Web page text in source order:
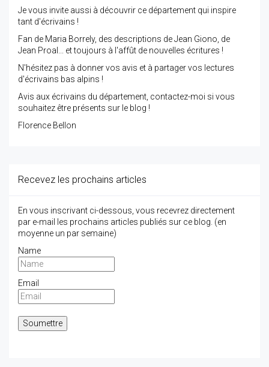
Je vous invite aussi à découvrir ce département qui inspire
tant d'écrivains !
Fan de Maria Borrely, des descriptions de Jean Giono, de
Jean Proal... et toujours à l'affût de nouvelles écritures !
N'hésitez pas à donner vos avis et à partager vos lectures
d'écrivains bas alpins !
Avis aux écrivains du département, contactez-moi si vous
souhaitez être présents sur le blog !
Florence Bellon
Recevez les prochains articles
En vous inscrivant ci-dessous, vous recevrez directement
par e-mail les prochains articles publiés sur ce blog. (en
moyenne un par semaine)
Name
Email